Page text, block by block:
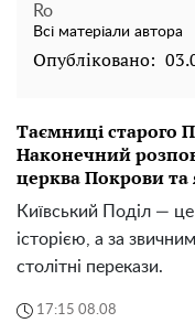
Ro
Всі матеріали автора
Опубліковано:
Таємниці старого
Наконечний
церква Покрови та
Київський Поділ —
історією, а за
столітні перекази.
17:15 08.08